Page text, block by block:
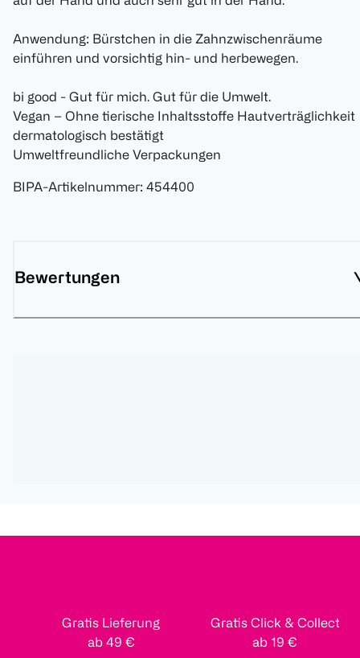
Anwendung: Bürstchen in die Zahnzwischenräume
einführen und vorsichtig hin- und herbewegen.
bi good - Gut für mich. Gut für die Umwelt.
Vegan – Ohne tierische Inhaltsstoffe Hautverträglichkeit
dermatologisch bestätigt
Umweltfreundliche Verpackungen
BIPA-Artikelnummer: 454400
Bewertungen
Gratis Lieferung
ab 49 €
Gratis Click & Collect
ab 19 €